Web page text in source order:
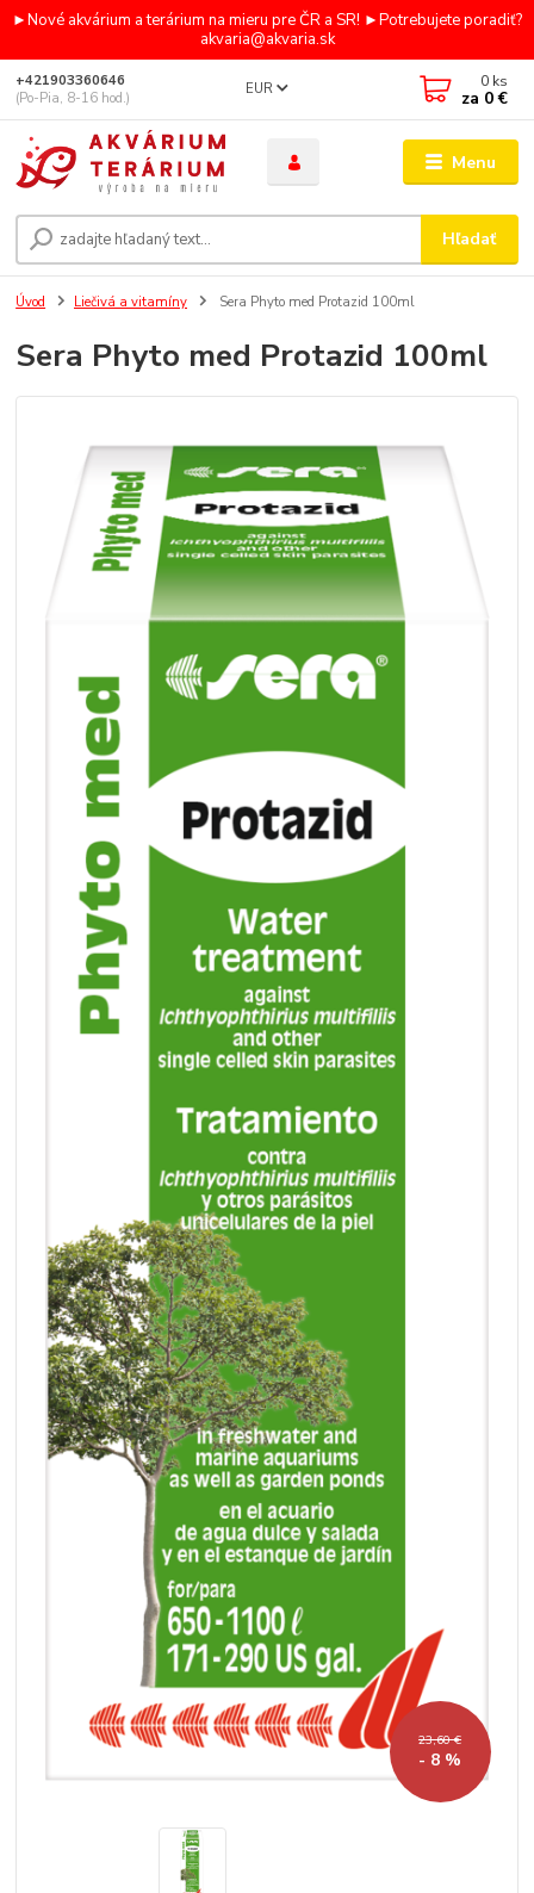
►Nové akvárium a terárium na mieru pre ČR a SR! ►Potrebujete poradiť?
akvaria@akvaria.sk
Menu
EUR
Hľadať
+421903360646
(Po-Pia, 8-16 hod.)
0 ks
za 0 €
Úvod Liečivá a vitamíny Sera Phyto med Protazid 100ml
Sera Phyto med Protazid 100ml
23,60 €
- 8 %